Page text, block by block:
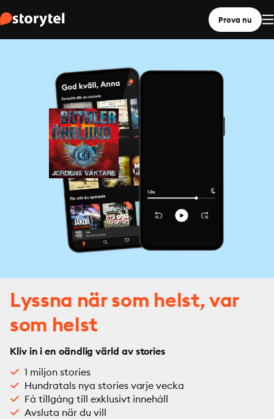
Prova nu
Lyssna när som helst, var
som helst
Kliv in i en oändlig värld av stories
1 miljon stories
Hundratals nya stories varje vecka
Få tillgång till exklusivt innehåll
Avsluta när du vill